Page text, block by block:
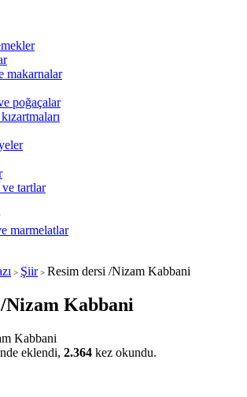
makarnalar
poğaçalar
tartlar
marmelatlar
> Şiir> Resim dersi /Nizam Kabbani
Nizam Kabbani
eklendi, 2.364 kez okundu.